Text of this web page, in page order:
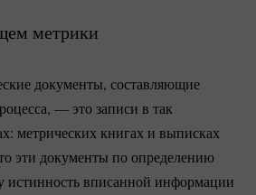
метрики
документы, составляющие
— это записи в так
метрических книгах и выписках
эти документы по определению
истинность вписанной информации